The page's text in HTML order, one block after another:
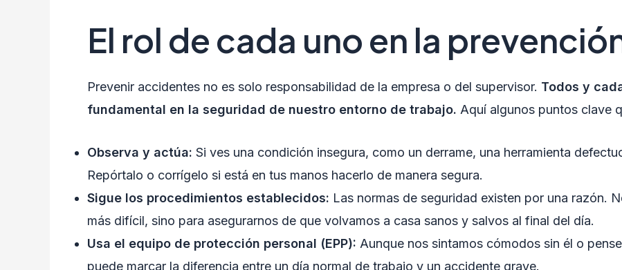
El rol de cada uno en la
Prevenir accidentes no es solo responsabilidad de la empresa o del supervisor. Todos y
fundamental en la seguridad de nuestro entorno de trabajo. Aquí algunos puntos clave
Observa y actúa: Si ves una condición insegura, como un derrame, una herramienta
Repórtalo o corrígelo si está en tus manos hacerlo de manera segura.
Sigue los procedimientos establecidos: Las normas de seguridad existen por una razón.
más difícil, sino para asegurarnos de que volvamos a casa sanos y salvos al final del día.
Usa el equipo de protección personal (EPP): Aunque nos sintamos cómodos sin él o
puede marcar la diferencia entre un día normal de trabajo y un accidente grave.